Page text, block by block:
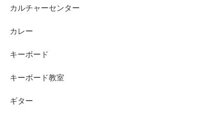
カルチャーセンター
カレー
キーボード
キーボード教室
ギター